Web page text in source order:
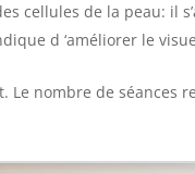
cellules de la peau: il
d ‘améliorer le
nombre de séances